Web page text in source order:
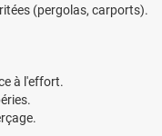
(pergolas, carports).
à l'effort.